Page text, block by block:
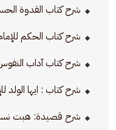
شرح كتاب القدوة
شرح كتاب الحكم
شرح كتاب آداب
شرح كتاب : ايها الولد
شرح قصيدة: هبت